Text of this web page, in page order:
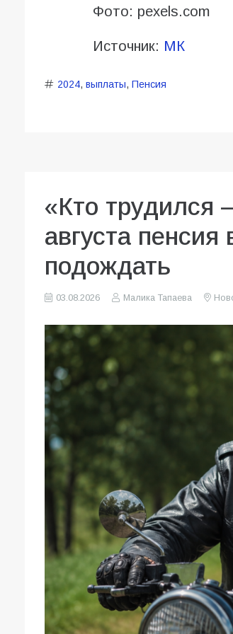
Фото: pexels.com
Источник: МК
2024, выплаты, Пенсия
«Кто трудился
августа
подождать
03.08.2026 Малика Тапаева